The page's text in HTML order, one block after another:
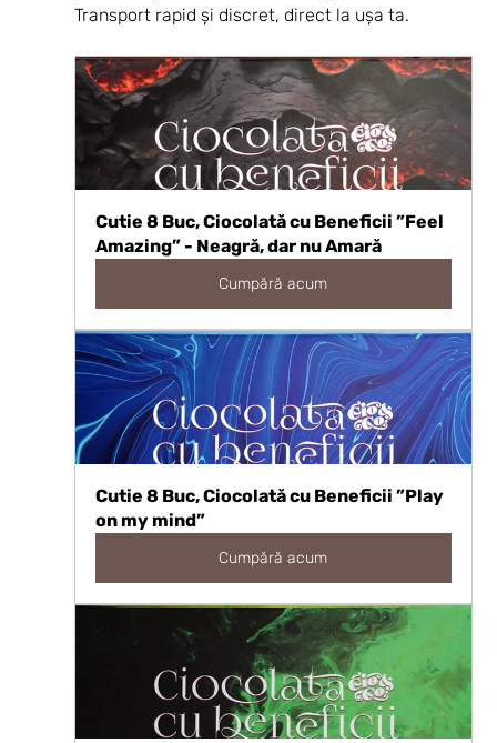
Transport rapid și discret, direct la ușa ta.
Cutie 8 Buc, Ciocolată cu Beneficii ”Feel
Amazing” - Neagră, dar nu Amară
Cumpără acum
Cutie 8 Buc, Ciocolată cu Beneficii ”Play
on my mind”
Cumpără acum